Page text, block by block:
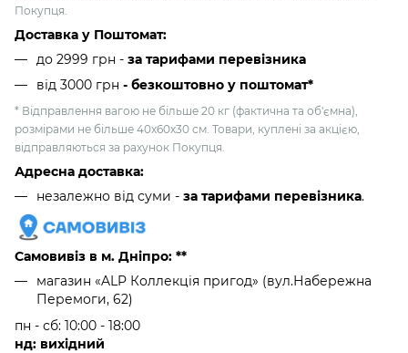
Покупця.
Доставка у Поштомат:
до 2999 грн - за тарифами перевізника
від 3000 грн - безкоштовно у поштомат*
* Відправлення вагою не більше 20 кг (фактична та об'ємна),
розмірами не більше 40х60х30 см. Товари, куплені за акцією,
відправляються за рахунок Покупця.
Адресна доставка:
незалежно від суми - за тарифами перевізника.
Самовивіз в м. Дніпро: **
магазин «ALP Коллекція пригод» (вул.Набережна
Перемоги, 62)
пн - сб: 10:00 - 18:00
нд: вихідний